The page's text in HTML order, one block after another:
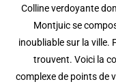
Colline verdoyante
Montjuic se
inoubliable sur la ville.
trouvent. Voici la
complexe de points de